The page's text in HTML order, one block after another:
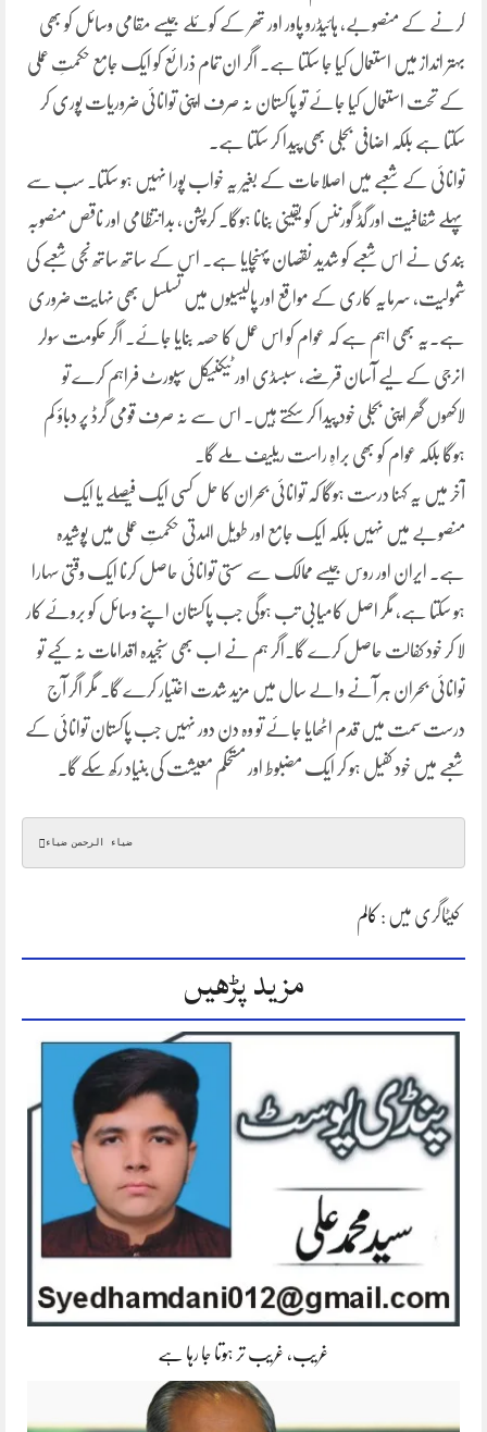
کرنے کے منصوبے، ہائیڈرو پاور اور تھر کے کوئلے جیسے مقامی وسائل کو بھی
بہتر انداز میں استعمال کیا جا سکتا ہے۔ اگر ان تمام ذرائع کو ایک جامع حکمتِ عملی
کے تحت استعمال کیا جائے تو پاکستان نہ صرف اپنی توانائی ضروریات پوری کر
سکتا ہے بلکہ اضافی بجلی بھی پیدا کر سکتا ہے۔
توانائی کے شعبے میں اصلاحات کے بغیر یہ خواب پورا نہیں ہو سکتا۔ سب سے
پہلے شفافیت اور گڈ گورننس کو یقینی بنانا ہوگا۔ کرپشن، بدانتظامی اور ناقص منصوبہ
بندی نے اس شعبے کو شدید نقصان پہنچایا ہے۔ اس کے ساتھ ساتھ نجی شعبے کی
شمولیت، سرمایہ کاری کے مواقع اور پالیسیوں میں تسلسل بھی نہایت ضروری
ہے۔یہ بھی اہم ہے کہ عوام کو اس عمل کا حصہ بنایا جائے۔ اگر حکومت سولر
انرجی کے لیے آسان قرضے، سبسڈی اور ٹیکنیکل سپورٹ فراہم کرے تو
لاکھوں گھر اپنی بجلی خود پیدا کر سکتے ہیں۔ اس سے نہ صرف قومی گرڈ پر دباؤ کم
ہوگا بلکہ عوام کو بھی براہِ راست ریلیف ملے گا۔
آخر میں یہ کہنا درست ہوگا کہ توانائی بحران کا حل کسی ایک فیصلے یا ایک
منصوبے میں نہیں بلکہ ایک جامع اور طویل المدتی حکمتِ عملی میں پوشیدہ
ہے۔ ایران اور روس جیسے ممالک سے سستی توانائی حاصل کرنا ایک وقتی سہارا
ہو سکتا ہے، مگر اصل کامیابی تب ہوگی جب پاکستان اپنے وسائل کو بروئے کار
لا کر خود کفالت حاصل کرے گا۔اگر ہم نے اب بھی سنجیدہ اقدامات نہ کیے تو
توانائی بحران ہر آنے والے سال میں مزید شدت اختیار کرے گا۔ مگر اگر آج
درست سمت میں قدم اٹھایا جائے تو وہ دن دور نہیں جب پاکستان توانائی کے
شعبے میں خود کفیل ہو کر ایک مضبوط اور مستحکم معیشت کی بنیاد رکھ سکے گا۔
ضیاء الرحمن ضیاءؔ
کیٹاگری میں : کالم
مزید پڑھیں
غریب، غریب تر ہوتا جا رہا ہے